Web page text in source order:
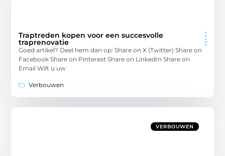
Traptreden kopen voor een succesvolle
traprenovatie
Goed artikel? Deel hem dan op: Share on X (Twitter) Share on
Facebook Share on Pinterest Share on LinkedIn Share on
Email Wilt u uw
Verbouwen
VERBOUWEN